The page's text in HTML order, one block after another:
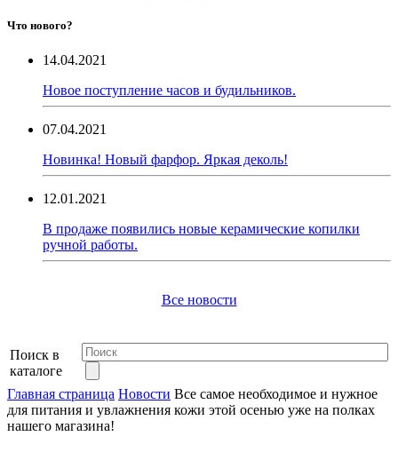
Что нового?
14.04.2021
Новое поступление часов и будильников.
07.04.2021
Новинка! Новый фарфор. Яркая деколь!
12.01.2021
В продаже появились новые керамические копилки
ручной работы.
Все новости
Поиск в
каталоге
Главная страница Новости Все самое необходимое и нужное
для питания и увлажнения кожи этой осенью уже на полках
нашего магазина!